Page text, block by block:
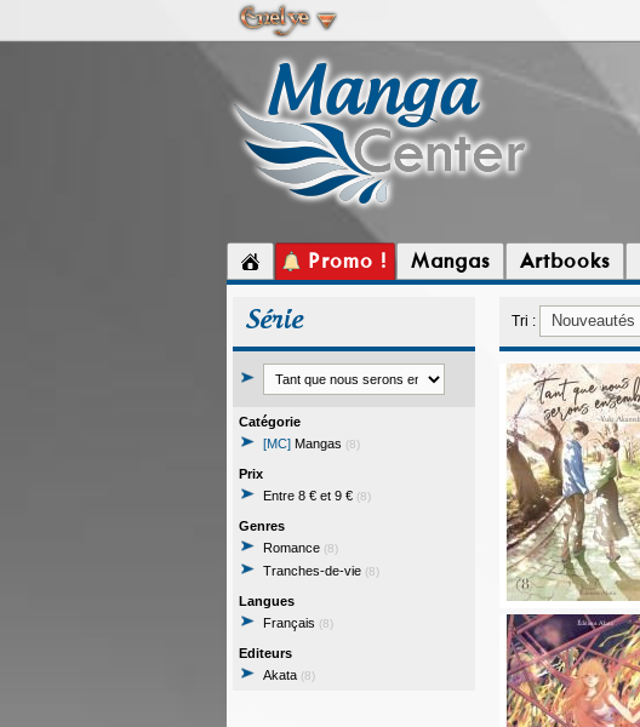
Promo ! Mangas Artbooks
Série
Catégorie
[MC] Mangas (8)
Prix
Entre 8 € et 9 € (8)
Genres
Romance (8)
Tranches-de-vie (8)
Langues
Français (8)
Editeurs
Akata (8)
Tri :